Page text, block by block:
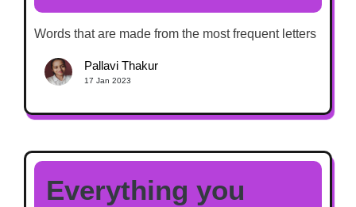
Words that are made from the most frequent letters
Pallavi Thakur
17 Jan 2023
Everything you